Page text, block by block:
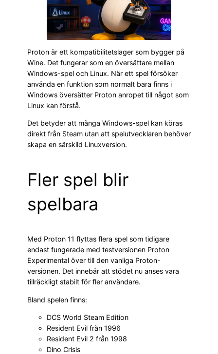
Proton är ett kompatibilitetslager som bygger på
Wine. Det fungerar som en översättare mellan
Windows-spel och Linux. När ett spel försöker
använda en funktion som normalt bara finns i
Windows översätter Proton anropet till något som
Linux kan förstå.
Det betyder att många Windows-spel kan köras
direkt från Steam utan att spelutvecklaren behöver
skapa en särskild Linuxversion.
Fler spel blir
spelbara
Med Proton 11 flyttas flera spel som tidigare
endast fungerade med testversionen Proton
Experimental över till den vanliga Proton-
versionen. Det innebär att stödet nu anses vara
tillräckligt stabilt för fler användare.
Bland spelen finns:
DCS World Steam Edition
Resident Evil från 1996
Resident Evil 2 från 1998
Dino Crisis